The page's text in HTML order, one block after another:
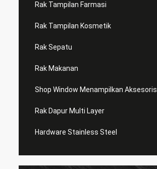
Rak Tampilan Farmasi
Rak Tampilan Kosmetik
Rak Sepatu
Rak Makanan
Shop Window Menampilkan Aksesoris
Rak Dapur Multi Layer
Hardware Stainless Steel